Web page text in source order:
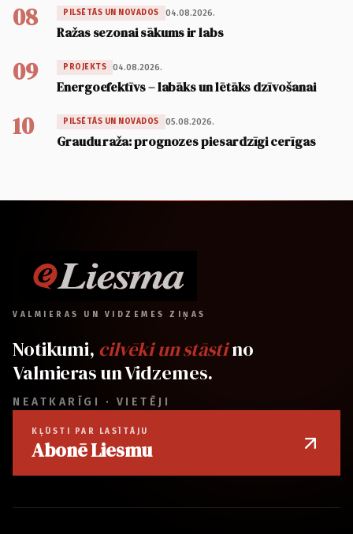
08 PILSĒTĀS UN NOVADOS 04.08.2026.
Ražas sezonai sākums ir labs
09 PROJEKTS 04.08.2026.
Energoefektīvs – labāks un lētāks dzīvošanai
10 PILSĒTĀS UN NOVADOS 05.08.2026.
Graudu raža: prognozes piesardzīgi cerīgas
VALMIERAS UN VIDZEMES ZIŅAS
Notikumi, cilvēki un stāstino
Valmieras un Vidzemes.
NEATKARĪGI · VIETĒJI
KĻŪSTI PAR LASĪTĀJU
Abonē Liesmu